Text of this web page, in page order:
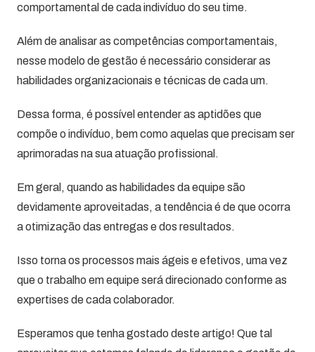
comportamental de cada indivíduo do seu time.
Além de analisar as competências comportamentais,
nesse modelo de gestão é necessário considerar as
habilidades organizacionais e técnicas de cada um.
Dessa forma, é possível entender as aptidões que
compõe o indivíduo, bem como aquelas que precisam ser
aprimoradas na sua atuação profissional.
Em geral, quando as habilidades da equipe são
devidamente aproveitadas, a tendência é de que ocorra
a otimização das entregas e dos resultados.
Isso torna os processos mais ágeis e efetivos, uma vez
que o trabalho em equipe será direcionado conforme as
expertises de cada colaborador.
Esperamos que tenha gostado deste artigo! Que tal